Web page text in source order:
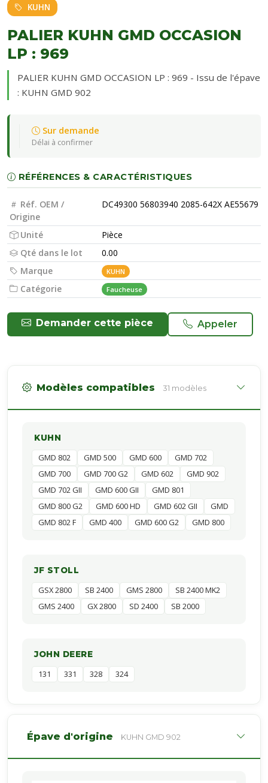
KUHN
PALIER KUHN GMD OCCASION
LP : 969
PALIER KUHN GMD OCCASION LP : 969 - Issu de l'épave
: KUHN GMD 902
Sur demande
Délai à confirmer
RÉFÉRENCES & CARACTÉRISTIQUES
Réf. OEM /
Origine
DC49300 56803940 2085-642X AE55679
Unité
Pièce
Qté dans le lot
0.00
Marque
KUHN
Catégorie Faucheuse
Demander cette pièce Appeler
Modèles compatibles 31 modèles
KUHN
GMD 802 GMD 500 GMD 600
GMD 702
GMD 700
GMD 700 G2 GMD 602
GMD 902
GMD 702 GII
GMD 600 GII
GMD 801
GMD 800 G2
GMD 600 HD GMD 602 GII
GMD
GMD 802 F
GMD 400 GMD 600 G2 GMD 800
JF STOLL
GSX 2800 SB 2400 GMS 2800
SB 2400 MK2
GMS 2400
GX 2800 SD 2400 SB 2000
JOHN DEERE
131 331 328 324
Épave d'origine KUHN GMD 902